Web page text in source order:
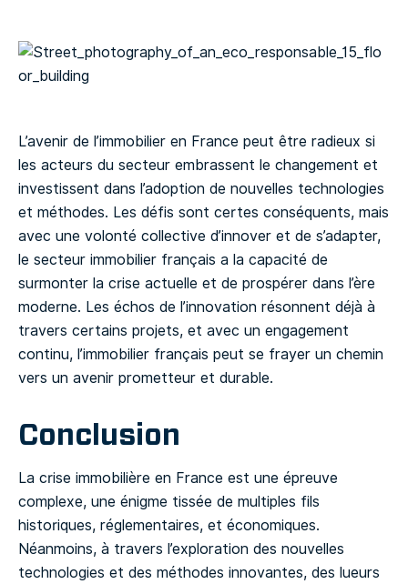
L’avenir de l’immobilier en France peut être radieux si
les acteurs du secteur embrassent le changement et
investissent dans l’adoption de nouvelles technologies
et méthodes. Les défis sont certes conséquents, mais
avec une volonté collective d’innover et de s’adapter,
le secteur immobilier français a la capacité de
surmonter la crise actuelle et de prospérer dans l’ère
moderne. Les échos de l’innovation résonnent déjà à
travers certains projets, et avec un engagement
continu, l’immobilier français peut se frayer un chemin
vers un avenir prometteur et durable.
Conclusion
La crise immobilière en France est une épreuve
complexe, une énigme tissée de multiples fils
historiques, réglementaires, et économiques.
Néanmoins, à travers l’exploration des nouvelles
technologies et des méthodes innovantes, des lueurs